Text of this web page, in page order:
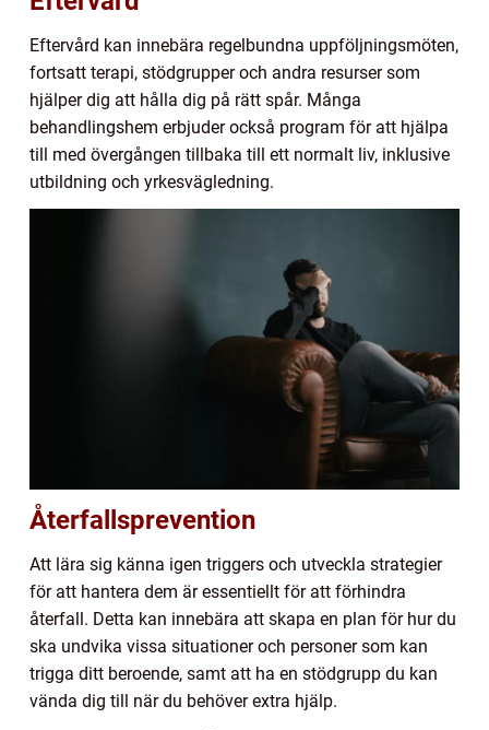
Eftervård kan innebära regelbundna uppföljningsmöten,
fortsatt terapi, stödgrupper och andra resurser som
hjälper dig att hålla dig på rätt spår. Många
behandlingshem erbjuder också program för att hjälpa
till med övergången tillbaka till ett normalt liv, inklusive
utbildning och yrkesvägledning.
Återfallsprevention
Att lära sig känna igen triggers och utveckla strategier
för att hantera dem är essentiellt för att förhindra
återfall. Detta kan innebära att skapa en plan för hur du
ska undvika vissa situationer och personer som kan
trigga ditt beroende, samt att ha en stödgrupp du kan
vända dig till när du behöver extra hjälp.